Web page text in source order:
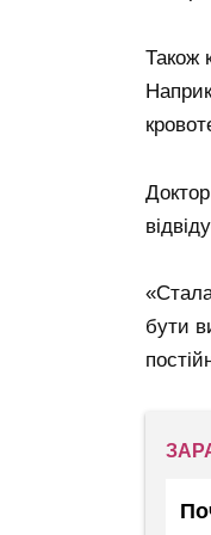
Також
бути